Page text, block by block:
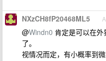
NXzCH8fP20468ML5
@Windn0 肯定是可以在
了。
视情况而定，有小概率到微